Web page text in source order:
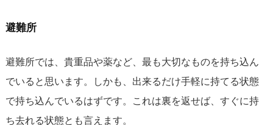
避難所
避難所では、貴重品や薬など、最も大切なものを持ち込ん
でいると思います。しかも、出来るだけ手軽に持てる状態
で持ち込んでいるはずです。これは裏を返せば、すぐに持
ち去れる状態とも言えます。